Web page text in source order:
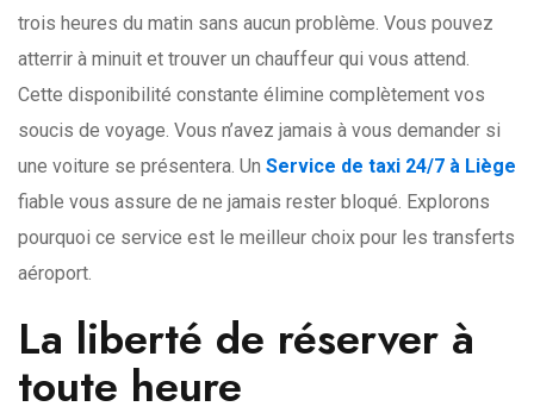
trois heures du matin sans aucun problème. Vous pouvez
atterrir à minuit et trouver un chauffeur qui vous attend.
Cette disponibilité constante élimine complètement vos
soucis de voyage. Vous n’avez jamais à vous demander si
une voiture se présentera. Un Service de taxi 24/7 à Liège
fiable vous assure de ne jamais rester bloqué. Explorons
pourquoi ce service est le meilleur choix pour les transferts
aéroport.
La liberté de réserver à
toute heure